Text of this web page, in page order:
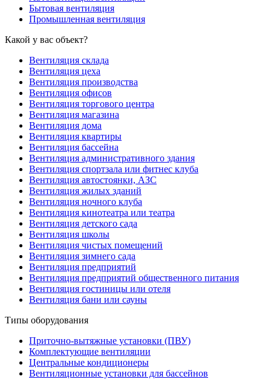
Бытовая вентиляция
Промышленная вентиляция
Какой у вас объект?
Вентиляция склада
Вентиляция цеха
Вентиляция производства
Вентиляция офисов
Вентиляция торгового центра
Вентиляция магазина
Вентиляция дома
Вентиляция квартиры
Вентиляция бассейна
Вентиляция административного здания
Вентиляция спортзала или фитнес клуба
Вентиляция автостоянки, АЗС
Вентиляция жилых зданий
Вентиляция ночного клуба
Вентиляция кинотеатра или театра
Вентиляция детского сада
Вентиляция школы
Вентиляция чистых помещений
Вентиляция зимнего сада
Вентиляция предприятий
Вентиляция предприятий общественного питания
Вентиляция гостиницы или отеля
Вентиляция бани или сауны
Типы оборудования
Приточно-вытяжные установки (ПВУ)
Комплектующие вентиляции
Центральные кондиционеры
Вентиляционные установки для бассейнов